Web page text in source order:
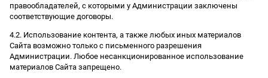
правообладателей, с которыми у Администрации заключены
соответствующие договоры.
4.2. Использование контента, а также любых иных материалов
Сайта возможно только с письменного разрешения
Администрации. Любое несанкционированное использование
материалов Сайта запрещено.